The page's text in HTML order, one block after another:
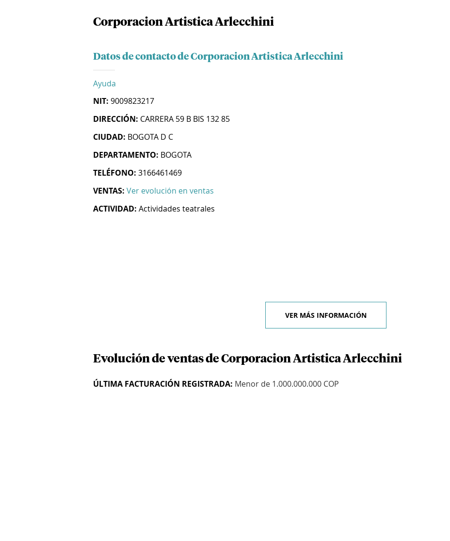
Corporacion Artistica Arlecchini
Datos de contacto de Corporacion Artistica Arlecchini
Ayuda
NIT: 9009823217
DIRECCIÓN: CARRERA 59 B BIS 132 85
CIUDAD: BOGOTA D C
DEPARTAMENTO: BOGOTA
TELÉFONO: 3166461469
VENTAS: Ver evolución en ventas
ACTIVIDAD: Actividades teatrales
VER MÁS INFORMACIÓN
Evolución de ventas de Corporacion Artistica Arlecchini
ÚLTIMA FACTURACIÓN REGISTRADA: Menor de 1.000.000.000 COP